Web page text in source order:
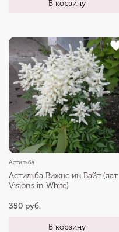
В корзину
Астильба
Астильба Вижнс ин Вайт (лат.
Visions in White)
350 руб.
В корзину